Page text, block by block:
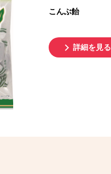
こんぶ飴
詳細を見る